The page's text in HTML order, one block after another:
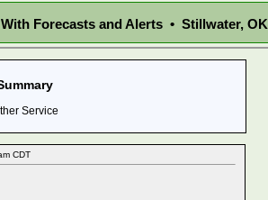
Forecasts and Alerts • Stillwater, OK